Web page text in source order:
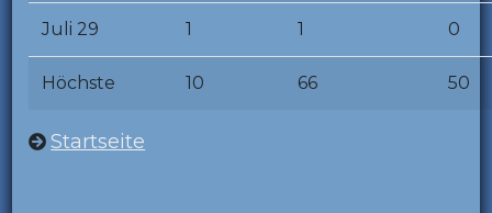
Juli 29 1 1 0
Höchste 10 66 50
Startseite